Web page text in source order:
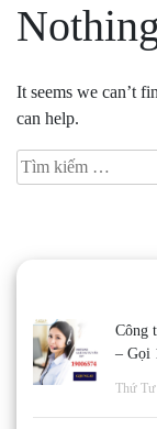
It seems we can’t
can help.
Tìm
kiếm
Công
– Gọi
Thứ Tư